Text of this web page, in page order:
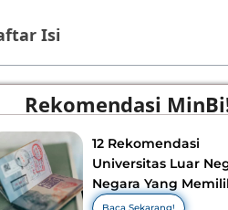
Isi
Rekomendasi
12 Rekomendasi
Universitas Luar
Negara Yang
Visa Murah di 2026-